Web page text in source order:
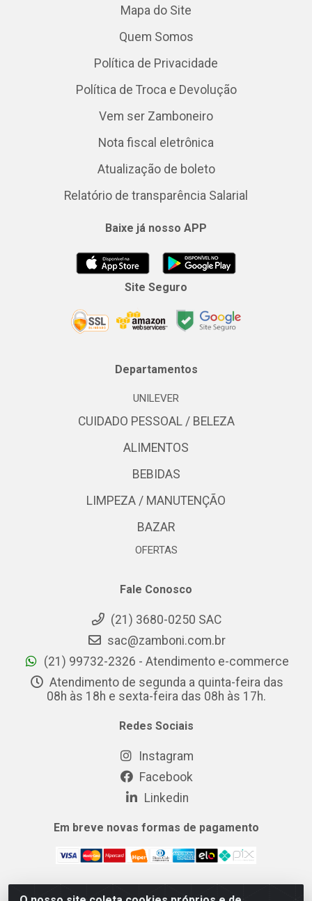
Mapa do Site
Quem Somos
Política de Privacidade
Política de Troca e Devolução
Vem ser Zamboneiro
Nota fiscal eletrônica
Atualização de boleto
Relatório de transparência Salarial
Baixe já nosso APP
Site Seguro
Departamentos
UNILEVER
CUIDADO PESSOAL / BELEZA
ALIMENTOS
BEBIDAS
LIMPEZA / MANUTENÇÃO
BAZAR
OFERTAS
Fale Conosco
(21) 3680-0250 SAC
sac@zamboni.com.br
(21) 99732-2326 - Atendimento e-commerce
Atendimento de segunda a quinta-feira das
08h às 18h e sexta-feira das 08h às 17h.
Redes Sociais
Instagram
Facebook
Linkedin
Em breve novas formas de pagamento